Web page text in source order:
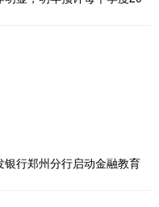
银行郑州分行启动金融教育